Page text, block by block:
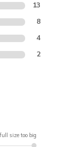
13
8
4
2
size too big